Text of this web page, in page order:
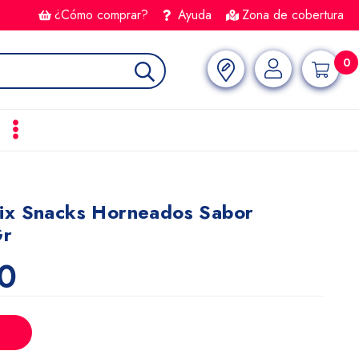
¿Cómo comprar? Ayuda Zona de cobertura
0
Snacks Horneados Sabor